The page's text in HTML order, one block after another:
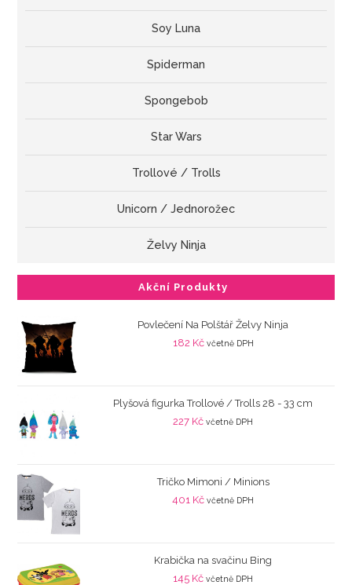
Soy Luna
Spiderman
Spongebob
Star Wars
Trollové / Trolls
Unicorn / Jednorožec
Želvy Ninja
Akční Produkty
Povlečení Na Polštář Želvy Ninja
182 Kč včetně DPH
Plyšová figurka Trollové / Trolls 28 - 33 cm
227 Kč včetně DPH
Tričko Mimoni / Minions
401 Kč včetně DPH
Krabička na svačinu Bing
145 Kč včetně DPH